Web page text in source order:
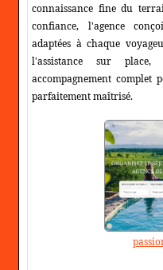
connaissance fine du
confiance, l'agence
adaptées à chaque
l'assistance sur
accompagnement
parfaitement maîtrisé.